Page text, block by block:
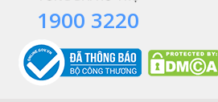
DỊCH VỤ
Premium services
1900 3220